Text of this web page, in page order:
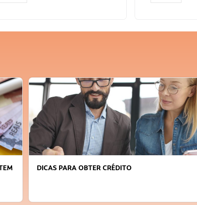
FAÇA A DIFERENÇA: